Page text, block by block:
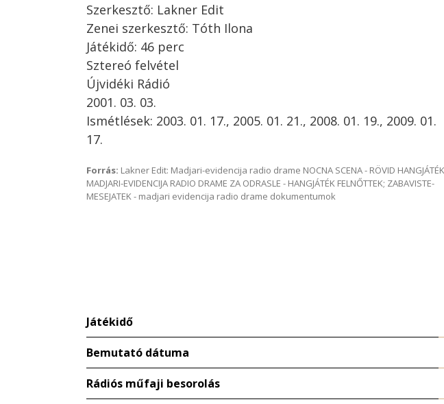
Szerkesztő: Lakner Edit
Zenei szerkesztő: Tóth Ilona
Játékidő: 46 perc
Sztereó felvétel
Újvidéki Rádió
2001. 03. 03.
Ismétlések: 2003. 01. 17., 2005. 01. 21., 2008. 01. 19., 2009. 01.
17.
Forrás: Lakner Edit: Madjari-evidencija radio drame NOCNA SCENA - RÖVID
MADJARI-EVIDENCIJA RADIO DRAME ZA ODRASLE - HANGJÁTÉK FELNŐTTEK; ZABAVISTE-
MESEJATEK - madjari evidencija radio drame dokumentumok
Játékidő
Bemutató dátuma
Rádiós műfaji besorolás